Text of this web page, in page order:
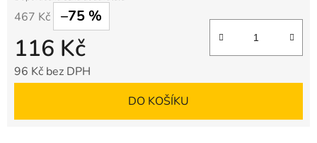
467 Kč –75 %
116 Kč
96 Kč bez DPH
DO KOŠÍKU